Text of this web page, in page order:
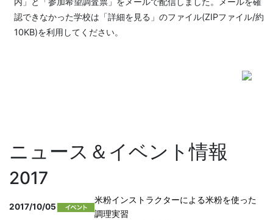
認できなかった学校は「詳細を見る」のファイル(ZIPファイル/約
10KB)を利用してください。
ニュース＆イベント情報
2017
2017/10/05
米粉インストラクターによる米粉を使った
調理実習